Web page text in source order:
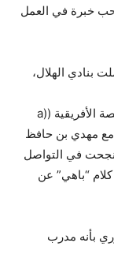
خبرة في العمل
بنادي الهلال،
أعرف نبيل الكوكي وقد إجتزنا معاً امتحان الرخصة الأفريقية ((a
مع مهدي بن حافظ
نجحت في التواصل
“باهي” عن
بأنه مدرب